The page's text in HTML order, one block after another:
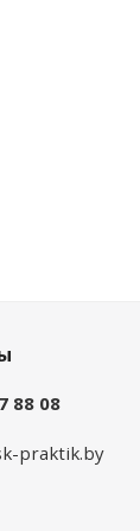
88 08
praktik.by